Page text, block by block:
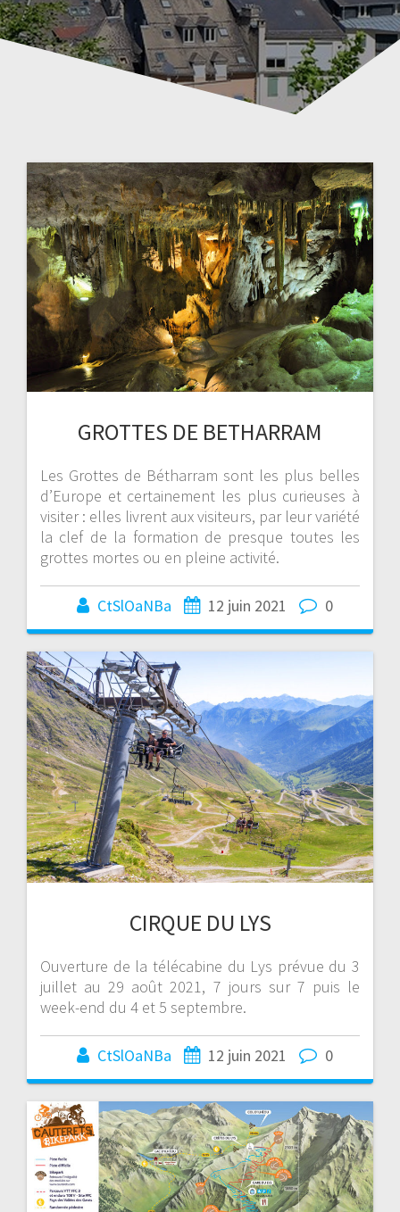
GROTTES DE BETHARRAM
Les Grottes de Bétharram sont les plus belles
d’Europe et certainement les plus curieuses à
visiter : elles livrent aux visiteurs, par leur variété
la clef de la formation de presque toutes les
grottes mortes ou en pleine activité.
CtSlOaNBa 12 juin 2021 0
CIRQUE DU LYS
Ouverture de la télécabine du Lys prévue du 3
juillet au 29 août 2021, 7 jours sur 7 puis le
week-end du 4 et 5 septembre.
CtSlOaNBa 12 juin 2021 0